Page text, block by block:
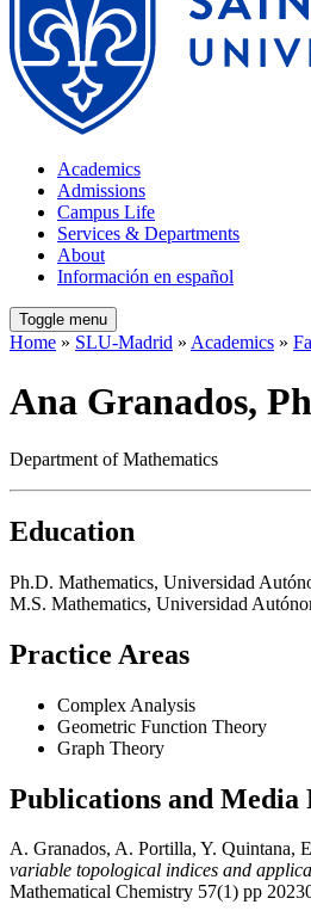
Academics
Admissions
Campus Life
Services & Departments
About
Información en español
Toggle menu
Home » SLU-Madrid » Academics »
Ana Granados,
Department of Mathematics
Education
Ph.D. Mathematics, Universidad
M.S. Mathematics, Universidad
Practice Areas
Complex Analysis
Geometric Function Theory
Graph Theory
Publications and Media
A. Granados, A. Portilla, Y. Quintana,
variable topological indices and
Mathematical Chemistry 57(1) pp